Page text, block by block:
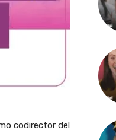
codirector del